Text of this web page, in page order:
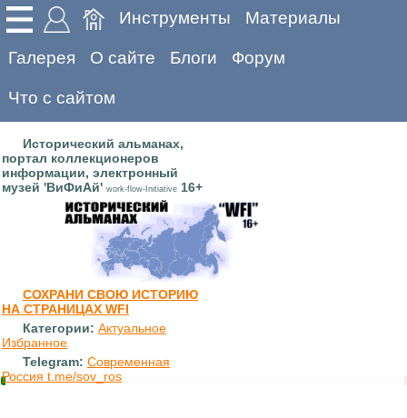
Инструменты Материалы
Галерея О сайте Блоги Форум
Что с сайтом
Исторический альманах,
портал коллекционеров
информации, электронный
музей 'ВиФиАй' work-flow-Initiative 16+
СОХРАНИ СВОЮ ИСТОРИЮ
НА СТРАНИЦАХ WFI
Категории: Актуальное
Избранное
Telegram: Современная
Россия t.me/sov_ros